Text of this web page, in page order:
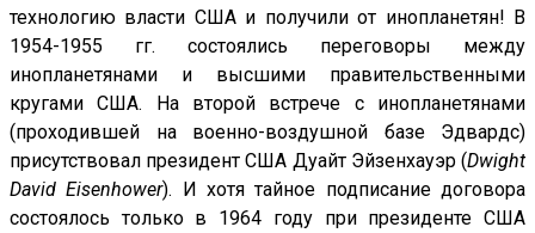
технологию власти США и получили от инопланетян! В
1954-1955 гг. состоялись переговоры между
инопланетянами и высшими правительственными
кругами США. На второй встрече с инопланетянами
(проходившей на военно-воздушной базе Эдвардс)
присутствовал президент США Дуайт Эйзенхауэр (Dwight
David Eisenhower). И хотя тайное подписание договора
состоялось только в 1964 году при президенте США